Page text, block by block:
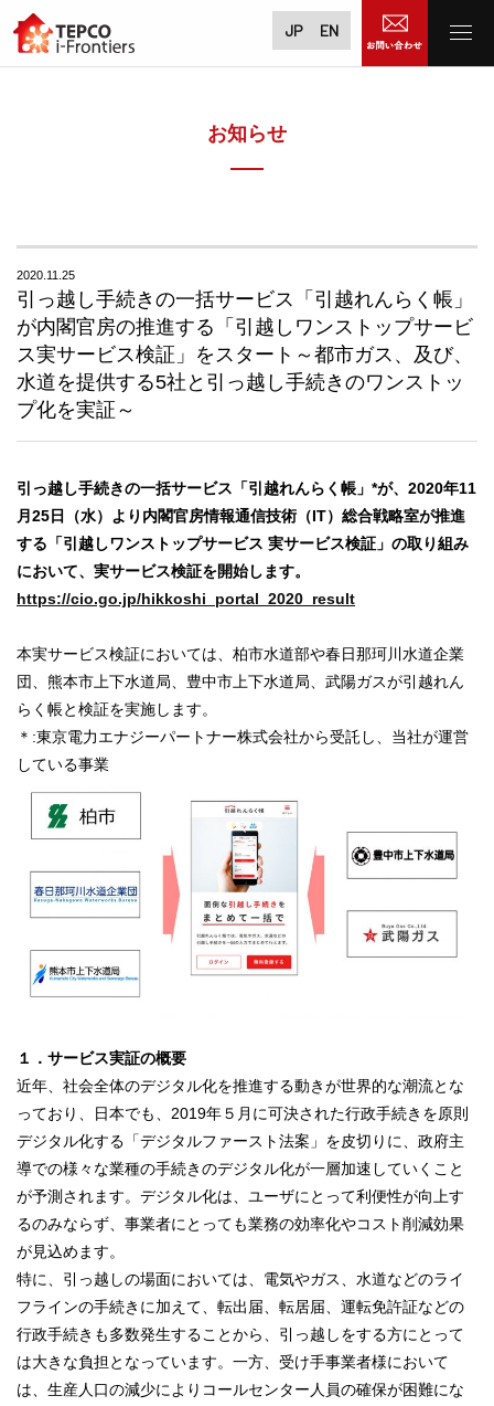
JP EN
お知らせ
2020.11.25
引っ越し手続きの一括サービス「引越れんらく帳」
が内閣官房の推進する「引越しワンストップサービ
ス実サービス検証」をスタート～都市ガス、及び、
水道を提供する5社と引っ越し手続きのワンストッ
プ化を実証～
引っ越し手続きの一括サービス「引越れんらく帳」*が、2020年11
月25日（水）より内閣官房情報通信技術（IT）総合戦略室が推進
する「引越しワンストップサービス 実サービス検証」の取り組み
において、実サービス検証を開始します。
https://cio.go.jp/hikkoshi_portal_2020_result
本実サービス検証においては、柏市水道部や春日那珂川水道企業
団、熊本市上下水道局、豊中市上下水道局、武陽ガスが引越れん
らく帳と検証を実施します。
＊:東京電力エナジーパートナー株式会社から受託し、当社が運営
している事業
１．サービス実証の概要
近年、社会全体のデジタル化を推進する動きが世界的な潮流とな
っており、日本でも、2019年５月に可決された行政手続きを原則
デジタル化する「デジタルファースト法案」を皮切りに、政府主
導での様々な業種の手続きのデジタル化が一層加速していくこと
が予測されます。デジタル化は、ユーザにとって利便性が向上す
るのみならず、事業者にとっても業務の効率化やコスト削減効果
が見込めます。
特に、引っ越しの場面においては、電気やガス、水道などのライ
フラインの手続きに加えて、転出届、転居届、運転免許証などの
行政手続きも多数発生することから、引っ越しをする方にとって
は大きな負担となっています。一方、受け手事業者様において
は、生産人口の減少によりコールセンター人員の確保が困難にな